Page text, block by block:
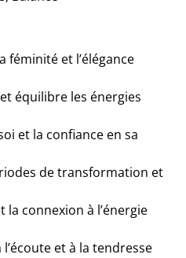
féminité et l’élégance
équilibre les énergies
et la confiance en sa
de transformation et
la connexion à l’énergie
et à la tendresse